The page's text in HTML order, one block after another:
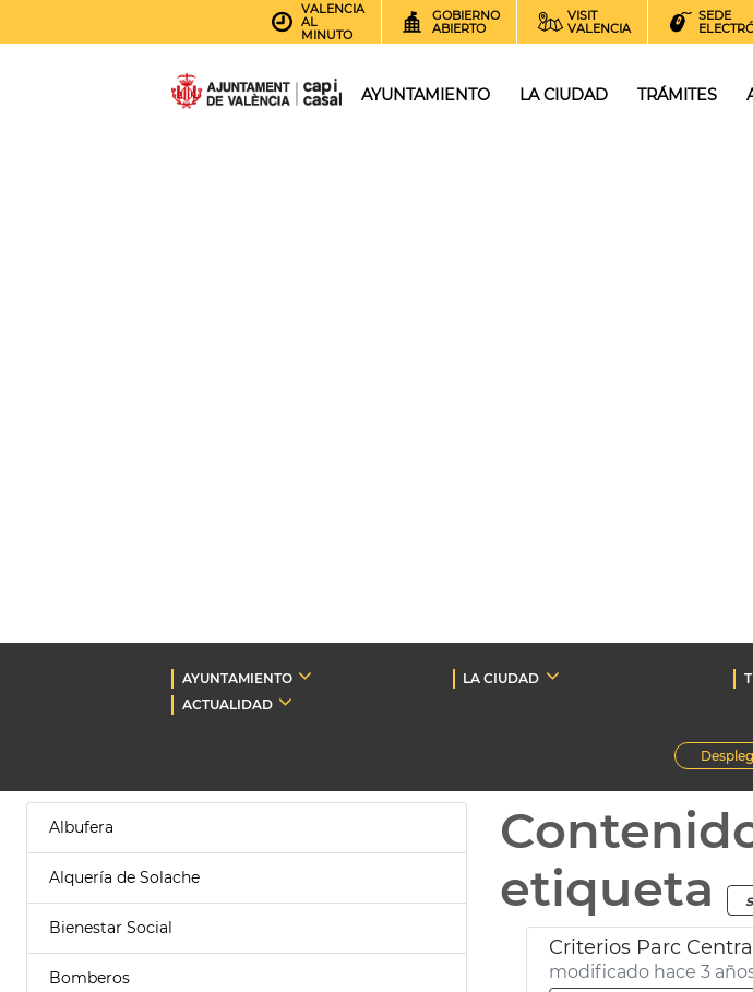
VALENCIA
AL
MINUTO
GOBIERNO
ABIERTO
VISIT
VALENCIA
SEDE
AYUNTAMIENTO LA CIUDAD TRÁMITES
AYUNTAMIENTO LA CIUDAD
ACTUALIDAD
Albufera
Alquería de Solache
Bienestar Social
Bomberos
etiqueta
Criterios Parc Central
modificado hace 3